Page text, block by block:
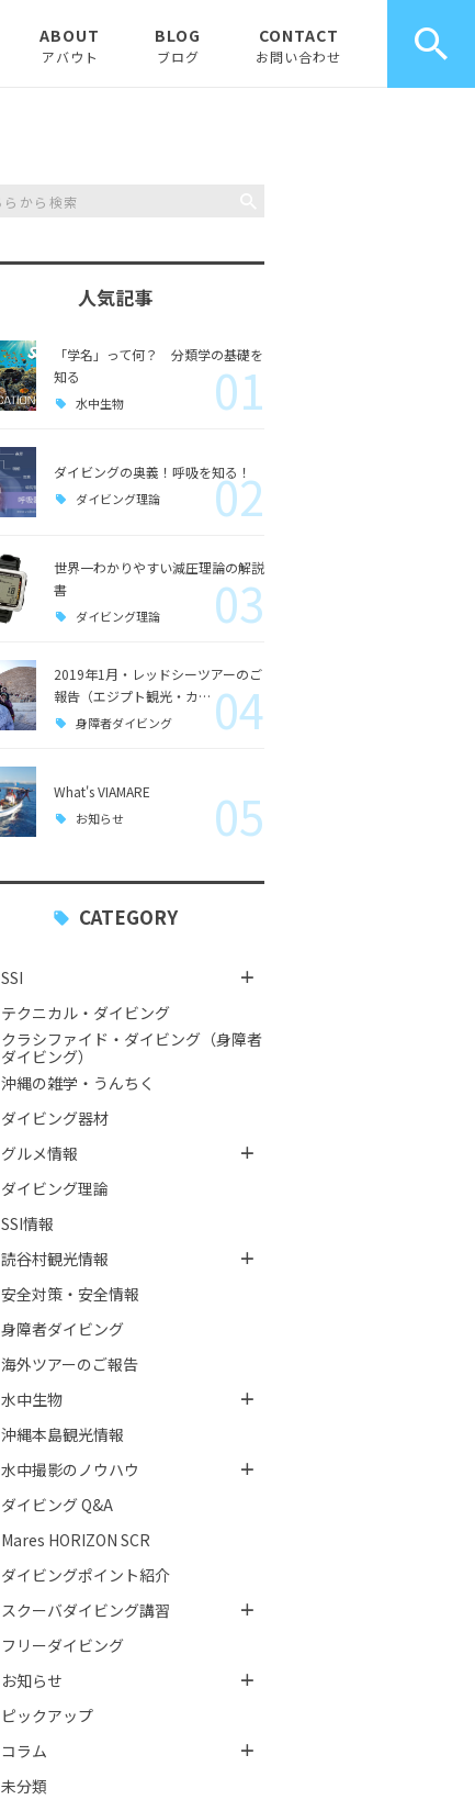
ABOUT
アバウト
BLOG
ブログ
CONTACT
お問い合わせ
人気記事
「学名」って何？ 分類学の基礎を
知る
水中生物 01
ダイビングの奥義！呼吸を知る！
ダイビング理論 02
世界一わかりやすい減圧理論の解説
書
ダイビング理論 03
2019年1月・レッドシーツアーのご
報告（エジプト観光・カ…
身障者ダイビング 04
What's VIAMARE
お知らせ 05
CATEGORY
SSI
テクニカル・ダイビング
クラシファイド・ダイビング（身障者
ダイビング）
沖縄の雑学・うんちく
ダイビング器材
グルメ情報
ダイビング理論
SSI情報
読谷村観光情報
安全対策・安全情報
身障者ダイビング
海外ツアーのご報告
水中生物
沖縄本島観光情報
水中撮影のノウハウ
ダイビング Q&A
Mares HORIZON SCR
ダイビングポイント紹介
スクーバダイビング講習
フリーダイビング
お知らせ
ピックアップ
コラム
未分類